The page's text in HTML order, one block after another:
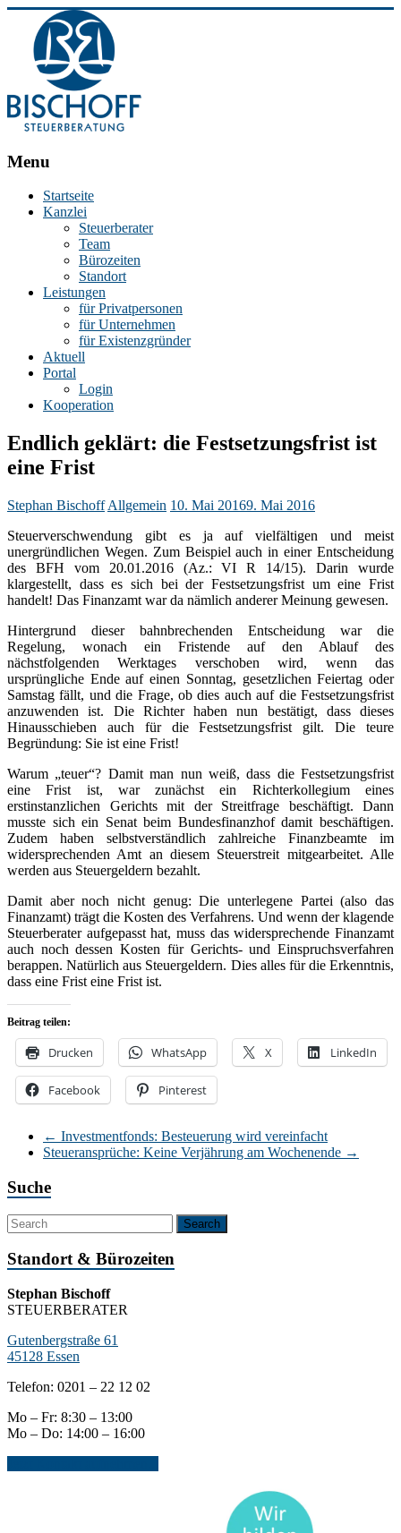
BISCHOFF
Stephan
Steuerberater
Essen
Menu
Startseite
Kanzlei
Steuerberater
Team
Bürozeiten
Standort
Leistungen
für Privatpersonen
für Unternehmen
für Existenzgründer
Aktuell
Portal
Login
Kooperation
Endlich geklärt: die Festsetzungsfrist ist
eine Frist
Stephan Bischoff Allgemein 10. Mai 20169. Mai 2016
Steuerverschwendung gibt es ja auf vielfältigen und meist
unergründlichen Wegen. Zum Beispiel auch in einer Entscheidung
des BFH vom 20.01.2016 (Az.: VI R 14/15). Darin wurde
klargestellt, dass es sich bei der Festsetzungsfrist um eine Frist
handelt! Das Finanzamt war da nämlich anderer Meinung gewesen.
Hintergrund dieser bahnbrechenden Entscheidung war die
Regelung, wonach ein Fristende auf den Ablauf des
nächstfolgenden Werktages verschoben wird, wenn das
ursprüngliche Ende auf einen Sonntag, gesetzlichen Feiertag oder
Samstag fällt, und die Frage, ob dies auch auf die Festsetzungsfrist
anzuwenden ist. Die Richter haben nun bestätigt, dass dieses
Hinausschieben auch für die Festsetzungsfrist gilt. Die teure
Begründung: Sie ist eine Frist!
Warum „teuer“? Damit man nun weiß, dass die Festsetzungsfrist
eine Frist ist, war zunächst ein Richterkollegium eines
erstinstanzlichen Gerichts mit der Streitfrage beschäftigt. Dann
musste sich ein Senat beim Bundesfinanzhof damit beschäftigen.
Zudem haben selbstverständlich zahlreiche Finanzbeamte im
widersprechenden Amt an diesem Steuerstreit mitgearbeitet. Alle
werden aus Steuergeldern bezahlt.
Damit aber noch nicht genug: Die unterlegene Partei (also das
Finanzamt) trägt die Kosten des Verfahrens. Und wenn der klagende
Steuerberater aufgepasst hat, muss das widersprechende Finanzamt
auch noch dessen Kosten für Gerichts- und Einspruchsverfahren
berappen. Natürlich aus Steuergeldern. Dies alles für die Erkenntnis,
dass eine Frist eine Frist ist.
Beitrag teilen:
Drucken WhatsApp X LinkedIn
Facebook Pinterest
← Investmentfonds: Besteuerung wird vereinfacht
Steueransprüche: Keine Verjährung am Wochenende →
Suche
Standort & Bürozeiten
Stephan Bischoff
STEUERBERATER
Gutenbergstraße 61
45128 Essen
Telefon: 0201 – 22 12 02
Mo – Fr: 8:30 – 13:00
Mo – Do: 14:00 – 16:00